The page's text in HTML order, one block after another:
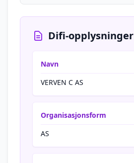
Difi-opplysninger
Navn
VERVEN C AS
Organisasjonsform
AS